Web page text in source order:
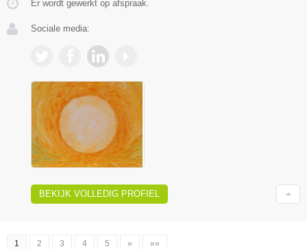
Er wordt gewerkt op afspraak.
Sociale media:
BEKIJK VOLLEDIG PROFIEL
1 2 3 4 5 » »»